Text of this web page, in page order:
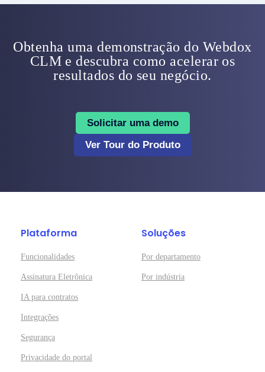
Obtenha uma demonstração do Webdox
CLM e descubra como acelerar os
resultados do seu negócio.
Solicitar uma demo
Ver Tour do Produto
Plataforma
Funcionalidades
Assinatura Eletrônica
IA para contratos
Integrações
Segurança
Privacidade do portal
Soluções
Por departamento
Por indústria